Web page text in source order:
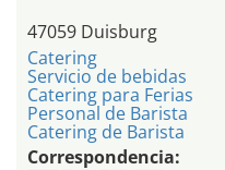
47059 Duisburg
Catering
Servicio de bebidas
Catering para Ferias
Personal de Barista
Catering de Barista
Correspondencia: